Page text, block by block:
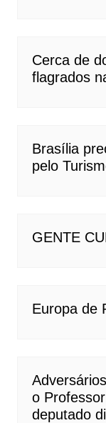
Cerca de
flagrados
Brasília
pelo
GENTE
Europa de
o
deputado